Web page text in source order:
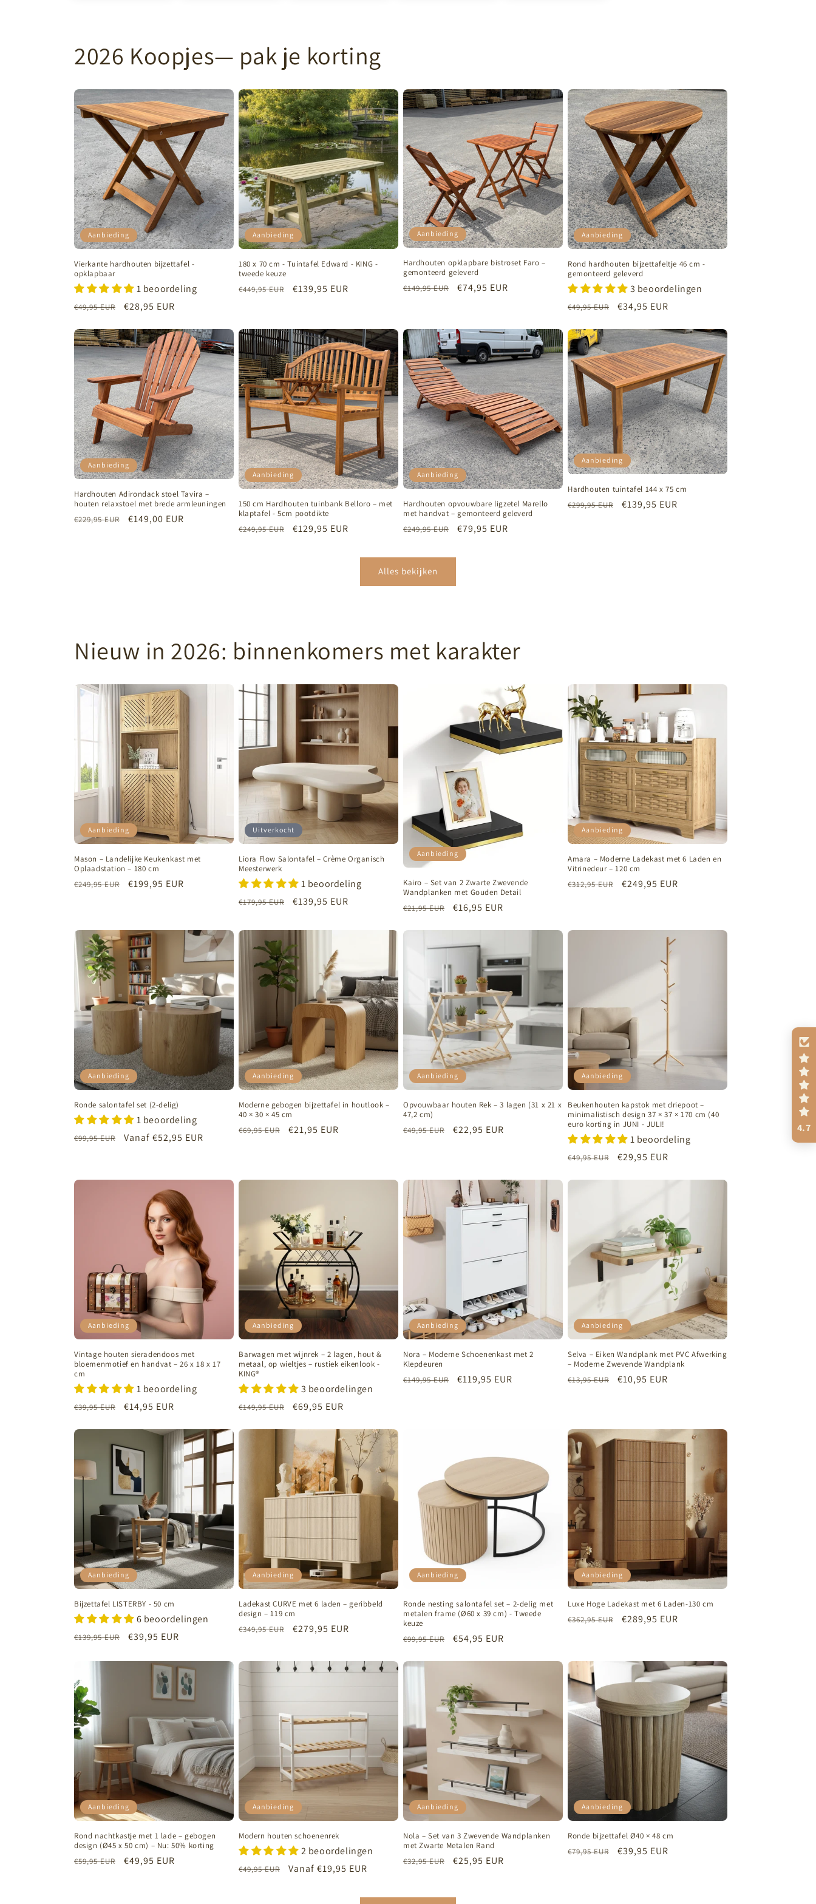
2026 Koopjes— pak je korting
Aanbieding
Vierkante hardhouten bijzettafel -
opklapbaar
1 beoordeling
Normale
€49,95 EUR Aanbiedingsprijs
€28,95 EUR
Aanbieding
180 x 70 cm - Tuintafel Edward - KING -
tweede keuze
Normale
€449,95 EUR Aanbiedingsprijs
€139,95 EUR
Aanbieding
Hardhouten opklapbare bistroset Faro –
gemonteerd geleverd
Normale
€149,95 EUR Aanbiedingsprijs
€74,95 EUR
Aanbieding
Rond hardhouten bijzettafeltje 46 cm -
gemonteerd geleverd
3 beoordelingen
Normale
€49,95 EUR Aanbiedingsprijs
€34,95 EUR
Aanbieding
Hardhouten Adirondack stoel Tavira –
houten relaxstoel met brede armleuningen
Normale
€229,95 EUR Aanbiedingsprijs
€149,00 EUR
Aanbieding
150 cm Hardhouten tuinbank Belloro – met
klaptafel - 5cm pootdikte
Normale
€249,95 EUR Aanbiedingsprijs
€129,95 EUR
Aanbieding
Hardhouten opvouwbare ligzetel Marello
met handvat – gemonteerd geleverd
Normale
€249,95 EUR Aanbiedingsprijs
€79,95 EUR
Aanbieding
Hardhouten tuintafel 144 x 75 cm
Normale
€299,95 EUR Aanbiedingsprijs
€139,95 EUR
Alles bekijken
Nieuw in 2026: binnenkomers met karakter
Aanbieding
Mason – Landelijke Keukenkast met
Oplaadstation – 180 cm
Normale
€249,95 EUR Aanbiedingsprijs
€199,95 EUR
Uitverkocht
Liora Flow Salontafel – Crème Organisch
Meesterwerk
1 beoordeling
Normale
€179,95 EUR Aanbiedingsprijs
€139,95 EUR
Aanbieding
Kairo – Set van 2 Zwarte Zwevende
Wandplanken met Gouden Detail
Normale
€21,95 EUR Aanbiedingsprijs
€16,95 EUR
Aanbieding
Amara – Moderne Ladekast met 6 Laden en
Vitrinedeur – 120 cm
Normale
€312,95 EUR Aanbiedingsprijs
€249,95 EUR
Aanbieding
Ronde salontafel set (2-delig)
1 beoordeling
Normale
€99,95 EUR Aanbiedingsprijs
Vanaf €52,95 EUR
Aanbieding
Moderne gebogen bijzettafel in houtlook –
40 × 30 × 45 cm
Normale
€69,95 EUR Aanbiedingsprijs
€21,95 EUR
Aanbieding
Opvouwbaar houten Rek – 3 lagen (31 x 21 x
47,2 cm)
Normale
€49,95 EUR Aanbiedingsprijs
€22,95 EUR
Aanbieding
Beukenhouten kapstok met driepoot –
minimalistisch design 37 × 37 × 170 cm (40
euro korting in JUNI - JULI!
1 beoordeling
Normale
€49,95 EUR Aanbiedingsprijs
€29,95 EUR
Aanbieding
Vintage houten sieradendoos met
bloemenmotief en handvat – 26 x 18 x 17
cm
1 beoordeling
Normale
€39,95 EUR Aanbiedingsprijs
€14,95 EUR
Aanbieding
Barwagen met wijnrek – 2 lagen, hout &
metaal, op wieltjes – rustiek eikenlook -
KING®
3 beoordelingen
Normale
€149,95 EUR Aanbiedingsprijs
€69,95 EUR
Aanbieding
Nora – Moderne Schoenenkast met 2
Klepdeuren
Normale
€149,95 EUR Aanbiedingsprijs
€119,95 EUR
Aanbieding
Selva – Eiken Wandplank met PVC Afwerking
– Moderne Zwevende Wandplank
Normale
€13,95 EUR Aanbiedingsprijs
€10,95 EUR
Aanbieding
Bijzettafel LISTERBY - 50 cm
6 beoordelingen
Normale
€139,95 EUR Aanbiedingsprijs
€39,95 EUR
Aanbieding
Ladekast CURVE met 6 laden – geribbeld
design – 119 cm
Normale
€349,95 EUR Aanbiedingsprijs
€279,95 EUR
Aanbieding
Ronde nesting salontafel set – 2-delig met
metalen frame (Ø60 x 39 cm) - Tweede
keuze
Normale
€99,95 EUR Aanbiedingsprijs
€54,95 EUR
Aanbieding
Luxe Hoge Ladekast met 6 Laden-130 cm
Normale
€362,95 EUR Aanbiedingsprijs
€289,95 EUR
Aanbieding
Rond nachtkastje met 1 lade – gebogen
design (Ø45 x 50 cm) – Nu: 50% korting
Normale
€59,95 EUR Aanbiedingsprijs
€49,95 EUR
Aanbieding
Modern houten schoenenrek
2 beoordelingen
Normale
€49,95 EUR Aanbiedingsprijs
Vanaf €19,95 EUR
Aanbieding
Nola – Set van 3 Zwevende Wandplanken
met Zwarte Metalen Rand
Normale
€32,95 EUR Aanbiedingsprijs
€25,95 EUR
Aanbieding
Ronde bijzettafel Ø40 × 48 cm
Normale
€79,95 EUR Aanbiedingsprijs
€39,95 EUR
4.7